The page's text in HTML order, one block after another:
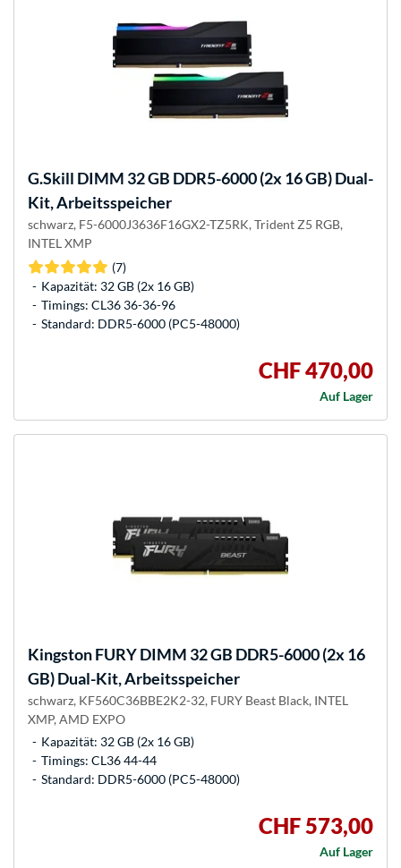
G.Skill DIMM 32 GB DDR5-6000 (2x 16 GB) Dual-
Kit, Arbeitsspeicher
schwarz, F5-6000J3636F16GX2-TZ5RK, Trident Z5 RGB,
INTEL XMP
(7)
Kapazität: 32 GB (2x 16 GB)
Timings: CL36 36-36-96
Standard: DDR5-6000 (PC5-48000)
CHF 470,00
Auf Lager
Kingston FURYDIMM 32 GB DDR5-6000 (2x 16
GB) Dual-Kit, Arbeitsspeicher
schwarz, KF560C36BBE2K2-32, FURY Beast Black, INTEL
XMP, AMD EXPO
Kapazität: 32 GB (2x 16 GB)
Timings: CL36 44-44
Standard: DDR5-6000 (PC5-48000)
CHF 573,00
Auf Lager